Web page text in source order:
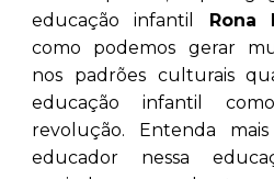
educação infantil
Rona
como podemos gerar
nos padrões culturais
educação infantil
revolução. Entenda
educador nessa